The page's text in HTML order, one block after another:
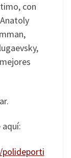
con
polideporti